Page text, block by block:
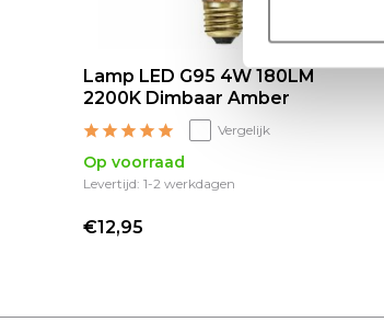
Lamp LED G95 4W 180LM
2200K Dimbaar Amber
Vergelijk
Op voorraad
Levertijd: 1-2 werkdagen
€12,95